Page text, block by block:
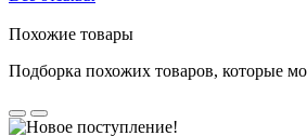
Похожие товары
Подборка похожих товаров, которые